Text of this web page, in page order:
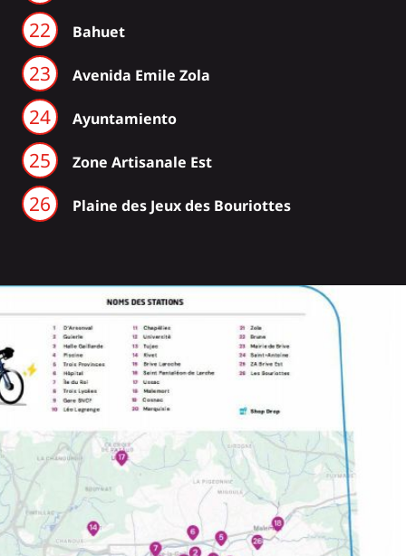
Bahuet
Avenida Emile Zola
Ayuntamiento
Zone Artisanale Est
Plaine des Jeux des Bouriottes